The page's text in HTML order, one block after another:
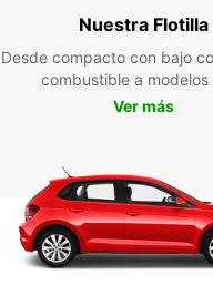
Nuestra Flotilla
Desde compacto con bajo
combustible a modelos
Ver más